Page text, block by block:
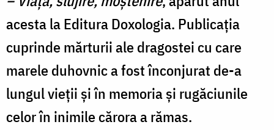
acesta la Editura Doxologia. Publicația
cuprinde mărturii ale dragostei cu care
marele duhovnic a fost înconjurat de-a
lungul vieții și în memoria și rugăciunile
celor în inimile cărora a rămas.